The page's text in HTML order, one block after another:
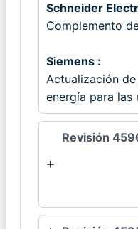
Schneider
Complemento
Siemens :
Actualización
energía para las
Revisión